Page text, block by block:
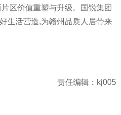
区价值重塑与升级。国锐集团
生活营造,为赣州品质人居带来
责任编辑：kj005